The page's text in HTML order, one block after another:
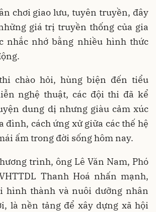
chơi giao lưu, tuyên truyền, đây
giá trị truyền thống của gia
nhắc nhớ bằng nhiều hình thức
chào hỏi, hùng biện đến tiểu
nghệ thuật, các đội thi đã kể
dung dị nhưng giàu cảm xúc
đình, cách ứng xử giữa các thế hệ
ấm trong đời sống hôm nay.
trình, ông Lê Văn Nam, Phó
Thanh Hoá nhấn mạnh,
hình thành và nuôi dưỡng nhân
là nền tảng để xây dựng xã hội